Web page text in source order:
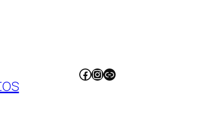
Facebook
Instagram
Link